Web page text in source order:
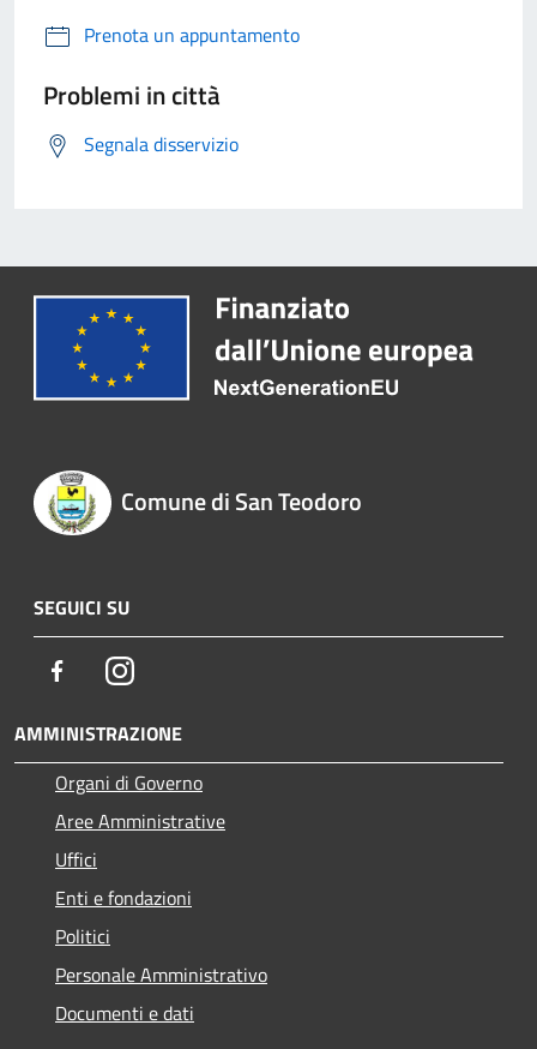
Prenota un appuntamento
Problemi in città
Segnala disservizio
Comune di San Teodoro
SEGUICI SU
FacebookInstagram
AMMINISTRAZIONE
Organi di Governo
Aree Amministrative
Uffici
Enti e fondazioni
Politici
Personale Amministrativo
Documenti e dati